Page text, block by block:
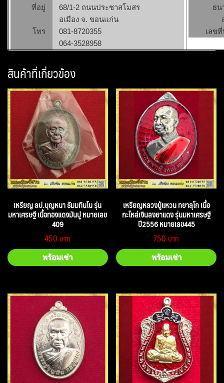
ที่อยู่
68/1-2 ถนนประชาสโมสร
อเมือง จ. ขอนแก่น
โทร
081-8720355
064-3528958
ธน
เลข
สินค้าที่เกี่ยวข้อง
เหรียญ ลป.บุญหนา ธัมมทินโน รุ่น
มหาเศรษฐี เนื้อทองแดงมันปู หมายเลข
409
450
พร้อมเช่า
เหรียญหลวงปู่แหวน ทยาลุโก เนื้อ
กะไหล่เงินลงยาแดง รุ่นมหาเศรษฐี
ปี2556 หมายเลข445
750
พร้อมเช่า